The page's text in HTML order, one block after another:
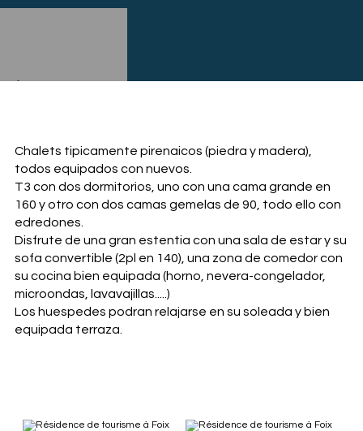
Chalets tipicamente pirenaicos (piedra y madera),
todos equipados con nuevos.
T3 con dos dormitorios, uno con una cama grande en
160 y otro con dos camas gemelas de 90, todo ello con
edredones.
Disfrute de una gran estentia con una sala de estar y su
sofa convertible (2pl en 140), una zona de comedor con
su cocina bien equipada (horno, nevera-congelador,
microondas, lavavajillas.....)
Los huespedes podran relajarse en su soleada y bien
equipada terraza.